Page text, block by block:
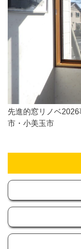
先進的窓リノベ
市・小美玉市